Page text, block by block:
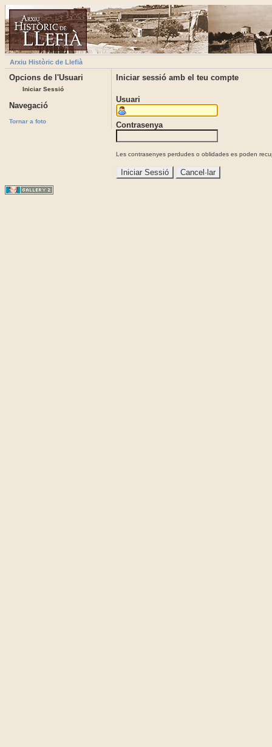
Arxiu Històric de Llefià
Opcions de l'Usuari
Iniciar Sessió
Navegació
Tornar a foto
Iniciar sessió amb el teu compte
Usuari
Contrasenya
Les contrasenyes perdudes o oblidades es poden